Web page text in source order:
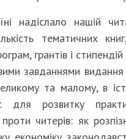
надіслало нашій
тематичних
грантів і стипендій
завданнями
та малому, в
для розвитку
читерів: як